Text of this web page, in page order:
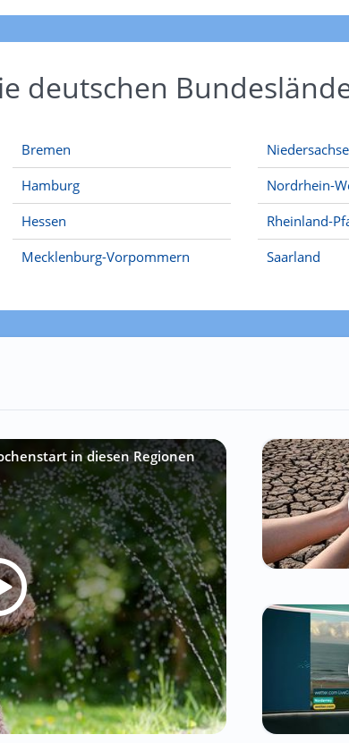
deutschen
Bremen
Hamburg
Hessen
Mecklenburg-Vorpommern
Nordrhein-
Rheinland-
Saarland
in diesen Regionen